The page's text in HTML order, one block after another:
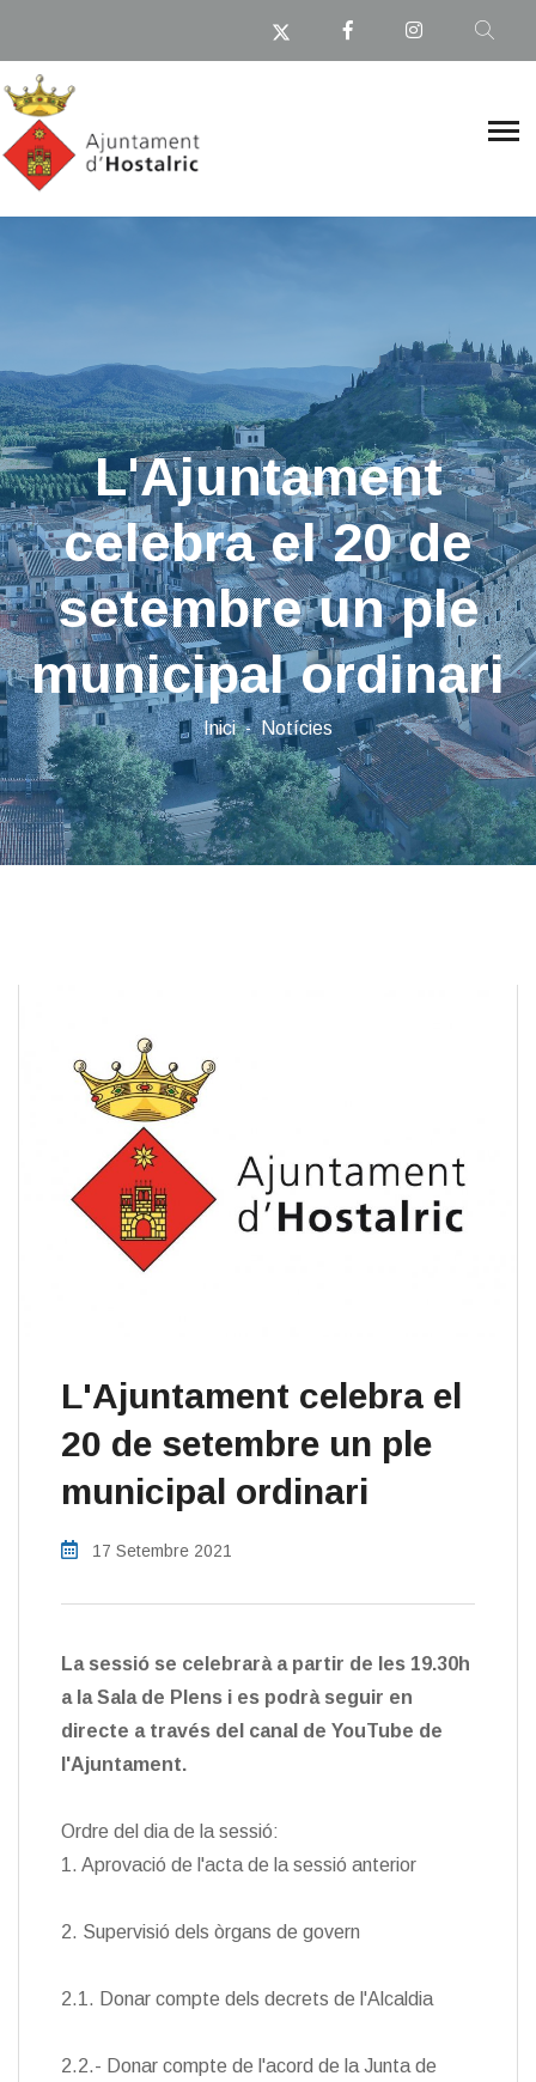
L'Ajuntament
celebra el 20 de
setembre un ple
municipal ordinari
Inici Notícies
L'Ajuntament celebra el
20 de setembre un ple
municipal ordinari
17 Setembre 2021
La sessió se celebrarà a partir de les 19.30h
a la Sala de Plens i es podrà seguir en
directe a través del canal de YouTube de
l'Ajuntament.
Ordre del dia de la sessió:
1. Aprovació de l'acta de la sessió anterior
2. Supervisió dels òrgans de govern
2.1. Donar compte dels decrets de l'Alcaldia
2.2.- Donar compte de l'acord de la Junta de